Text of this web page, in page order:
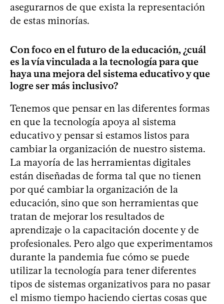
asegurarnos de que exista la representación
de estas minorías.
Con foco en el futuro de la educación, ¿cuál
es la vía vinculada a la tecnología para que
haya una mejora del sistema educativo y que
logre ser más inclusivo?
Tenemos que pensar en las diferentes formas
en que la tecnología apoya al sistema
educativo y pensar si estamos listos para
cambiar la organización de nuestro sistema.
La mayoría de las herramientas digitales
están diseñadas de forma tal que no tienen
por qué cambiar la organización de la
educación, sino que son herramientas que
tratan de mejorar los resultados de
aprendizaje o la capacitación docente y de
profesionales. Pero algo que experimentamos
durante la pandemia fue cómo se puede
utilizar la tecnología para tener diferentes
tipos de sistemas organizativos para no pasar
el mismo tiempo haciendo ciertas cosas que